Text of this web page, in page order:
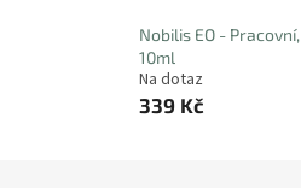
Nobilis EO - Pracovní,
10ml
Na dotaz
339 Kč